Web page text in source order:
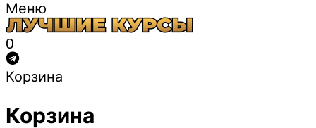
Меню
0
Корзина
Корзина